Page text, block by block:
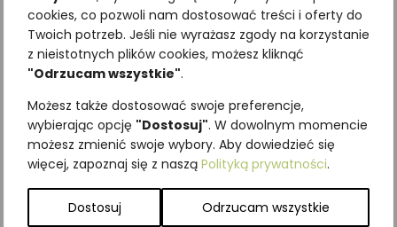
cookies, co pozwoli nam dostosować treści i oferty do
Twoich potrzeb. Jeśli nie wyrażasz zgody na korzystanie
z nieistotnych plików cookies, możesz kliknąć
"Odrzucam wszystkie".
Możesz także dostosować swoje preferencje,
wybierając opcję "Dostosuj". W dowolnym momencie
możesz zmienić swoje wybory. Aby dowiedzieć się
więcej, zapoznaj się z naszą Polityką prywatności.
Dostosuj Odrzucam wszystkie
Puzzle drewniane PTAKI
110,00zł z VAT
Puzzle drewniane PTAKI II
110,00zł z VAT